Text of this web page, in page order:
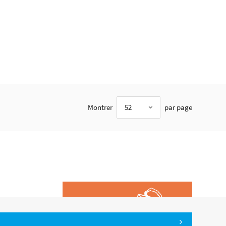
Montrer 52 par page